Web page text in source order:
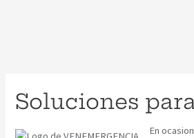
Soluciones
En